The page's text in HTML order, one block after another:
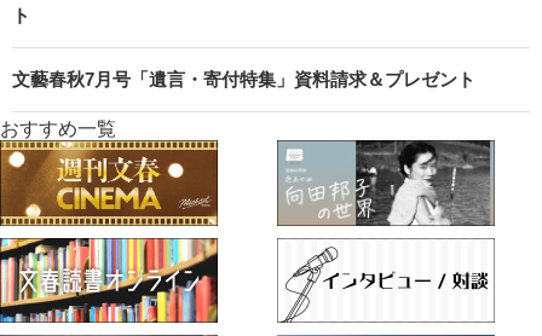
ト
文藝春秋7月号「遺言・寄付特集」資料請求＆プレゼント
おすすめ一覧